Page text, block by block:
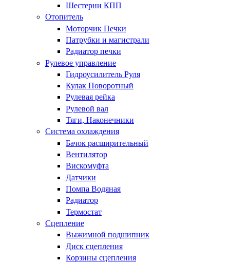
Шестерни КПП
Отопитель
Моторчик Печки
Патрубки и магистрали
Радиатор печки
Рулевое управление
Гидроусилитель Руля
Кулак Поворотный
Рулевая рейка
Рулевой вал
Тяги, Наконечники
Система охлаждения
Бачок расширительный
Вентилятор
Вискомуфта
Датчики
Помпа Водяная
Радиатор
Термостат
Сцепление
Выжимной подшипник
Диск сцепления
Корзины сцепления